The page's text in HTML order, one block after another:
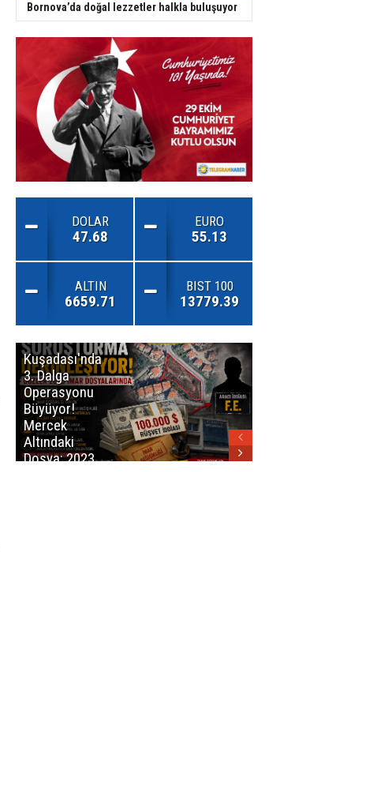
Bornova’da doğal lezzetler halkla buluşuyor
DOLAR
47.68
EURO
55.13
ALTIN
6659.71
BIST 100
13779.39
Kuşadası'nda
3. Dalga
Operasyonu
Büyüyor!
Mercek
Altındaki
Dosya: 2023